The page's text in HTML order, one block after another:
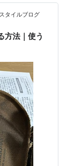
れませんが ワ
いえば 鱒レ
3,000円
タイルブログ
方法｜使う